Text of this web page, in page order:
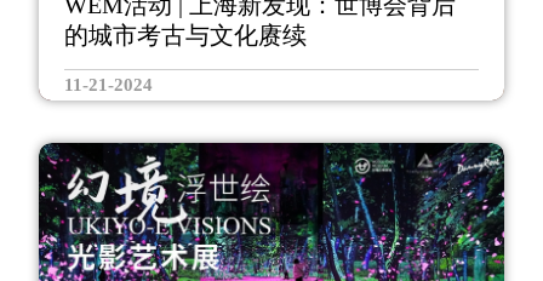
的城市考古与文化赓续
11-21-2024